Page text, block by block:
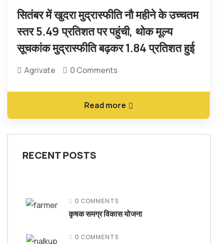
सितंबर में खुदरा मुद्रास्फीति नौ महीने के उच्चतम
स्तर 5.49 प्रतिशत पर पहुंची, थोक मूल्य
सूचकांक मुद्रास्फीति बढ़कर 1.84 प्रतिशत हुई
Agrivate 0 Comments
Read more
RECENT POSTS
0 COMMENTS
कृषक समग्र विकास योजना
0 COMMENTS